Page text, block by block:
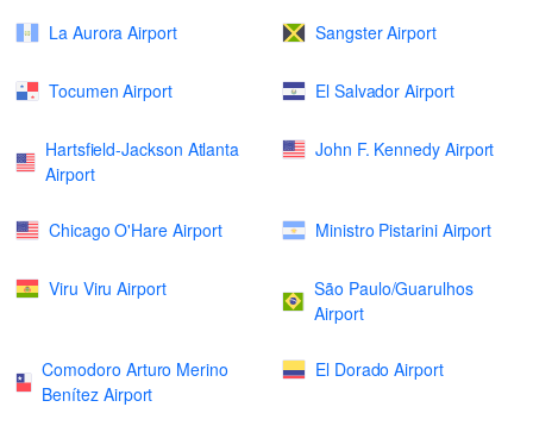
La Aurora Airport Sangster Airport
Tocumen Airport El Salvador Airport
Hartsfield-Jackson Atlanta
Airport
John F. Kennedy Airport
Chicago O'Hare Airport Ministro Pistarini Airport
Viru Viru Airport
São Paulo/Guarulhos
Airport
Comodoro Arturo Merino
Benítez Airport
El Dorado Airport